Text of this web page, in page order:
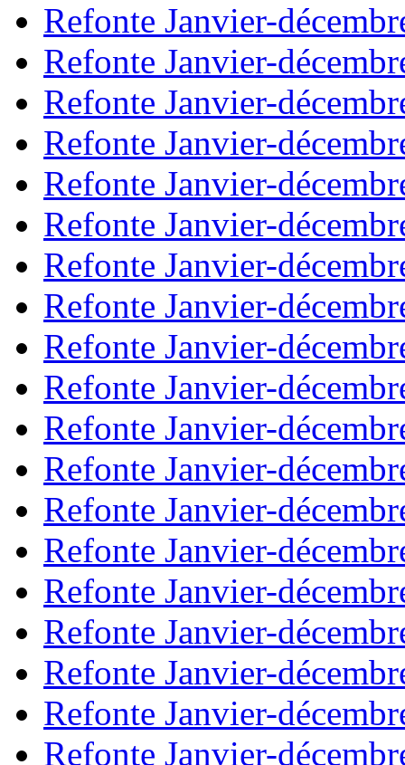
Refonte Janvier-
Refonte Janvier-
Refonte Janvier-
Refonte Janvier-
Refonte Janvier-
Refonte Janvier-
Refonte Janvier-
Refonte Janvier-
Refonte Janvier-
Refonte Janvier-
Refonte Janvier-
Refonte Janvier-
Refonte Janvier-
Refonte Janvier-
Refonte Janvier-
Refonte Janvier-
Refonte Janvier-
Refonte Janvier-
Refonte Janvier-